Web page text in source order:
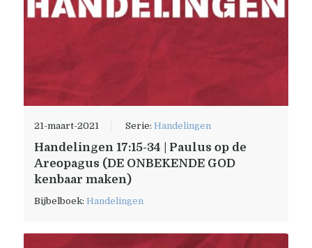
21-maart-2021 Serie:Handelingen
Handelingen 17:15-34 | Paulus op de
Areopagus (DE ONBEKENDE GOD
kenbaar maken)
Bijbelboek:Handelingen